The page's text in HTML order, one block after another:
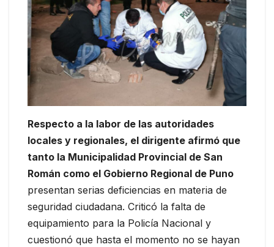
Respecto a la labor de las autoridades
locales y regionales, el dirigente afirmó que
tanto la Municipalidad Provincial de San
Román como el Gobierno Regional de Puno
presentan serias deficiencias en materia de
seguridad ciudadana. Criticó la falta de
equipamiento para la Policía Nacional y
cuestionó que hasta el momento no se hayan